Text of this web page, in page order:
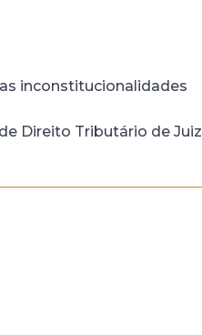
inconstitucionalidades
Direito Tributário de Juiz